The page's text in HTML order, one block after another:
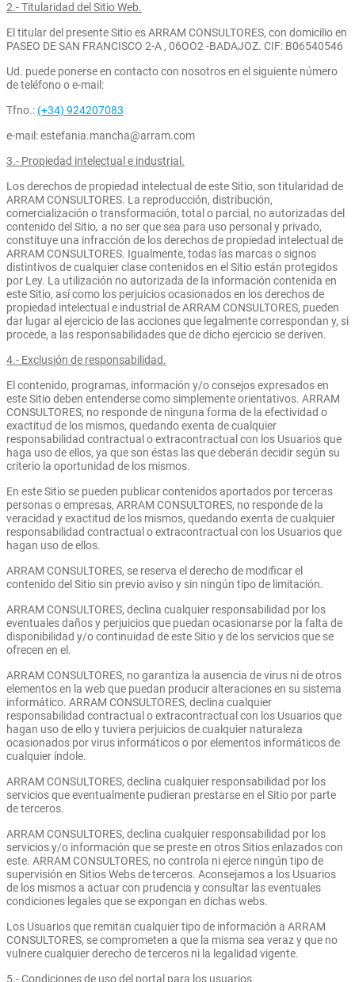
2.- Titularidad del Sitio Web.
El titular del presente Sitio es ARRAM CONSULTORES, con domicilio en
PASEO DE SAN FRANCISCO 2-A , 06OO2 -BADAJOZ. CIF: B06540546
Ud. puede ponerse en contacto con nosotros en el siguiente número
de teléfono o e-mail:
Tfno.: (+34) 924207083
e-mail: estefania.mancha@arram.com
3.- Propiedad intelectual e industrial.
Los derechos de propiedad intelectual de este Sitio, son titularidad de
ARRAM CONSULTORES. La reproducción, distribución,
comercialización o transformación, total o parcial, no autorizadas del
contenido del Sitio, a no ser que sea para uso personal y privado,
constituye una infracción de los derechos de propiedad intelectual de
ARRAM CONSULTORES. Igualmente, todas las marcas o signos
distintivos de cualquier clase contenidos en el Sitio están protegidos
por Ley. La utilización no autorizada de la información contenida en
este Sitio, así como los perjuicios ocasionados en los derechos de
propiedad intelectual e industrial de ARRAM CONSULTORES, pueden
dar lugar al ejercicio de las acciones que legalmente correspondan y, si
procede, a las responsabilidades que de dicho ejercicio se deriven.
4.- Exclusión de responsabilidad.
El contenido, programas, información y/o consejos expresados en
este Sitio deben entenderse como simplemente orientativos. ARRAM
CONSULTORES, no responde de ninguna forma de la efectividad o
exactitud de los mismos, quedando exenta de cualquier
responsabilidad contractual o extracontractual con los Usuarios que
haga uso de ellos, ya que son éstas las que deberán decidir según su
criterio la oportunidad de los mismos.
En este Sitio se pueden publicar contenidos aportados por terceras
personas o empresas, ARRAM CONSULTORES, no responde de la
veracidad y exactitud de los mismos, quedando exenta de cualquier
responsabilidad contractual o extracontractual con los Usuarios que
hagan uso de ellos.
ARRAM CONSULTORES, se reserva el derecho de modificar el
contenido del Sitio sin previo aviso y sin ningún tipo de limitación.
ARRAM CONSULTORES, declina cualquier responsabilidad por los
eventuales daños y perjuicios que puedan ocasionarse por la falta de
disponibilidad y/o continuidad de este Sitio y de los servicios que se
ofrecen en el.
ARRAM CONSULTORES, no garantiza la ausencia de virus ni de otros
elementos en la web que puedan producir alteraciones en su sistema
informático. ARRAM CONSULTORES, declina cualquier
responsabilidad contractual o extracontractual con los Usuarios que
hagan uso de ello y tuviera perjuicios de cualquier naturaleza
ocasionados por virus informáticos o por elementos informáticos de
cualquier índole.
ARRAM CONSULTORES, declina cualquier responsabilidad por los
servicios que eventualmente pudieran prestarse en el Sitio por parte
de terceros.
ARRAM CONSULTORES, declina cualquier responsabilidad por los
servicios y/o información que se preste en otros Sitios enlazados con
este. ARRAM CONSULTORES, no controla ni ejerce ningún tipo de
supervisión en Sitios Webs de terceros. Aconsejamos a los Usuarios
de los mismos a actuar con prudencia y consultar las eventuales
condiciones legales que se expongan en dichas webs.
Los Usuarios que remitan cualquier tipo de información a ARRAM
CONSULTORES, se comprometen a que la misma sea veraz y que no
vulnere cualquier derecho de terceros ni la legalidad vigente.
5.- Condiciones de uso del portal para los usuarios.